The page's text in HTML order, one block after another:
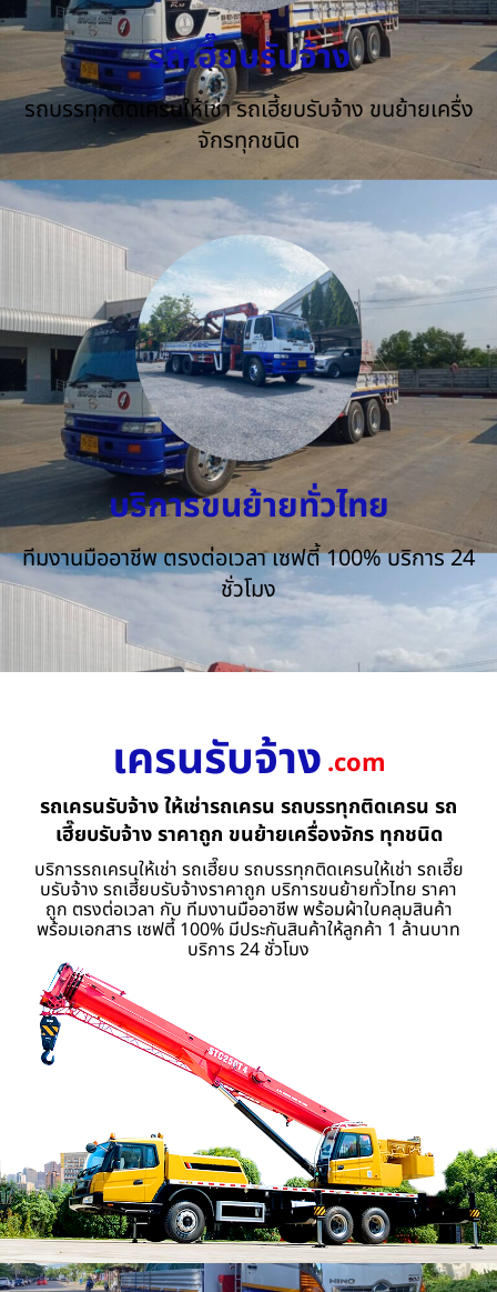
รถเฮี๊ยบรับจ้าง
รถบรรทุกติดเครนให้เช่า รถเฮี้ยบรับจ้าง ขนย้ายเครื่ง
จักรทุกชนิด
บริการขนย้ายทั่วไทย
ทีมงานมืออาชีพ ตรงต่อเวลา เซฟตี้ 100% บริการ 24
ชั่วโมง
เครนรับจ้าง .com
รถเครนรับจ้าง ให้เช่ารถเครน รถบรรทุกติดเครน รถ
เฮี๊ยบรับจ้าง ราคาถูก ขนย้ายเครื่องจักร ทุกชนิด
บริการรถเครนให้เช่า รถเฮี๊ยบ รถบรรทุกติดเครนให้เช่า รถเฮี๊ย
บรับจ้าง รถเฮี้ยบรับจ้างราคาถูก บริการขนย้ายทั่วไทย ราคา
ถูก ตรงต่อเวลา กับ ทีมงานมืออาชีพ พร้อมผ้าใบคลุมสินค้า
พร้อมเอกสาร เซฟตี้ 100% มีประกันสินค้าให้ลูกค้า 1 ล้านบาท
บริการ 24 ชั่วโมง